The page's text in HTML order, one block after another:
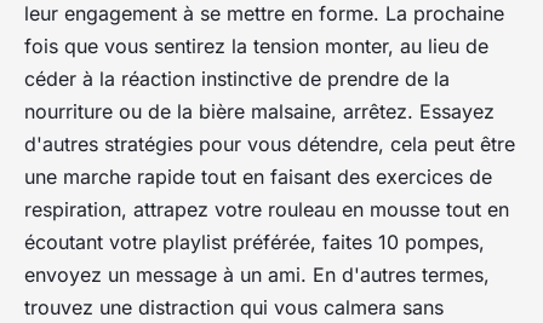
leur engagement à se mettre en forme. La prochaine
fois que vous sentirez la tension monter, au lieu de
céder à la réaction instinctive de prendre de la
nourriture ou de la bière malsaine, arrêtez. Essayez
d'autres stratégies pour vous détendre, cela peut être
une marche rapide tout en faisant des exercices de
respiration, attrapez votre rouleau en mousse tout en
écoutant votre playlist préférée, faites 10 pompes,
envoyez un message à un ami. En d'autres termes,
trouvez une distraction qui vous calmera sans